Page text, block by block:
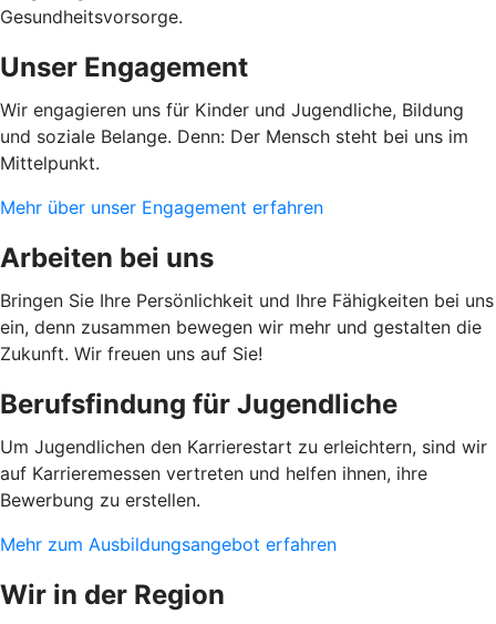
Gesundheitsvorsorge.
Unser Engagement
Wir engagieren uns für Kinder und Jugendliche, Bildung
und soziale Belange. Denn: Der Mensch steht bei uns im
Mittelpunkt.
Mehr über unser Engagement erfahren
Arbeiten bei uns
Bringen Sie Ihre Persönlichkeit und Ihre Fähigkeiten bei uns
ein, denn zusammen bewegen wir mehr und gestalten die
Zukunft. Wir freuen uns auf Sie!
Berufsfindung für Jugendliche
Um Jugendlichen den Karrierestart zu erleichtern, sind wir
auf Karrieremessen vertreten und helfen ihnen, ihre
Bewerbung zu erstellen.
Mehr zum Ausbildungsangebot erfahren
Wir in der Region